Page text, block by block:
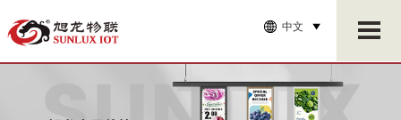
中文